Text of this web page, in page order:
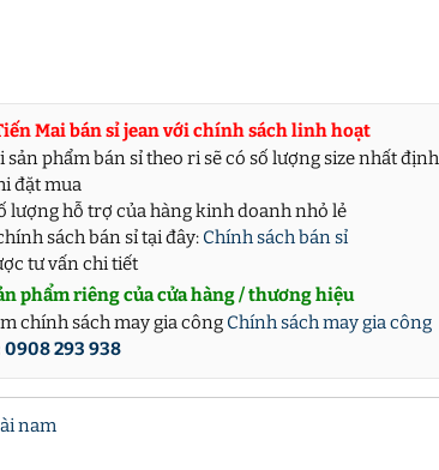
Mai bán sỉ jean với chính sách linh hoạt
sản phẩm bán sỉ theo ri sẽ có số lượng size nhất
đặt mua
lượng hỗ trợ của hàng kinh doanh nhỏ lẻ
sách bán sỉ tại đây: Chính sách bán sỉ
tư vấn chi tiết
phẩm riêng của cửa hàng / thương hiệu
chính sách may gia công Chính sách may gia công
0908 293 938
nam